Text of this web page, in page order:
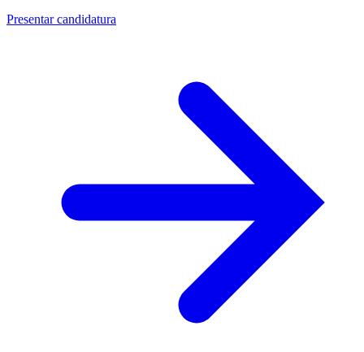
Presentar candidatura